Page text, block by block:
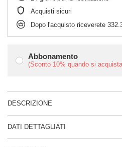
Abbonamento
(Sconto 10% quando si
Acquisti sicuri
Dopo l'acquisto riceverete
DESCRIZIONE
DATI DETTAGLIATI